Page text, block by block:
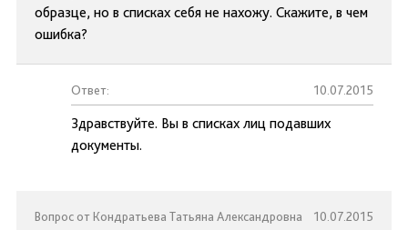
образце, но в списках себя не нахожу. Скажите, в чем
ошибка?
Ответ: 10.07.2015
Здравствуйте. Вы в списках лиц подавших
документы.
Вопрос от Кондратьева Татьяна Александровна 10.07.2015